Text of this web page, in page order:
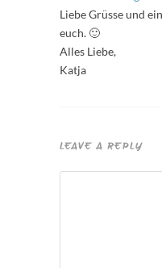
Liebe Grüsse und
euch. 🙂
Alles Liebe,
Katja
LEAVE A REPLY